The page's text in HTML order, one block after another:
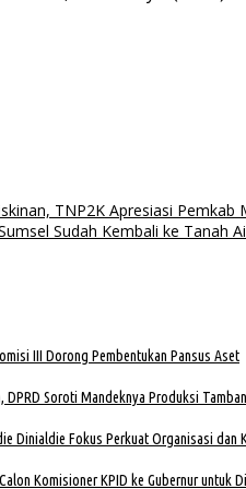
TNP2K Apresiasi Pemkab
Sudah Kembali ke Tanah
III Dorong Pembentukan Pansus Aset
DPRD Soroti Mandeknya Produksi
Dinialdie Fokus Perkuat Organisasi dan
Komisioner KPID ke Gubernur untuk